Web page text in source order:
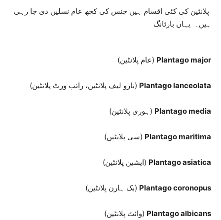
پلانٹین کی کئی اقسام ہیں جنس کی کچھ عام نسلیں دی جا رہی
ہیں۔ یہاں بارٹانگ
Plantago major (عام پلانٹین)
Plantago lanceolata (نارو لیف پلانٹین، رائب ورٹ پلانٹین)
Plantago media (ہوری پلانٹین)
Plantago maritima (سی پلانٹین)
Plantago asiatica (ایشین پلانٹین)
Plantago coronopus (بک ہارن پلانٹین)
Plantago albicans (وائٹ پلانٹین)